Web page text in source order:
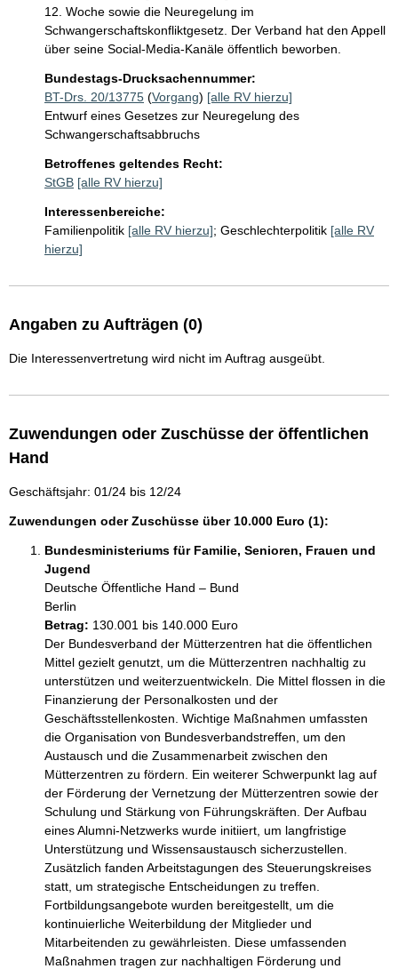
12. Woche sowie die Neuregelung im
Schwangerschaftskonfliktgesetz. Der Verband hat den Appell
über seine Social-Media-Kanäle öffentlich beworben.
Bundestags-Drucksachennummer:
BT-Drs. 20/13775 (Vorgang) [alle RV hierzu]
Entwurf eines Gesetzes zur Neuregelung des
Schwangerschaftsabbruchs
Betroffenes geltendes Recht:
StGB [alle RV hierzu]
Interessenbereiche:
Familienpolitik [alle RV hierzu]; Geschlechterpolitik [alle RV
hierzu]
Angaben zu Aufträgen (0)
Die Interessenvertretung wird nicht im Auftrag ausgeübt.
Zuwendungen oder Zuschüsse der öffentlichen
Hand
Geschäftsjahr: 01/24 bis 12/24
Zuwendungen oder Zuschüsse über 10.000 Euro (1):
Bundesministeriums für Familie, Senioren, Frauen und
Jugend
Deutsche Öffentliche Hand – Bund
Berlin
Betrag: 130.001 bis 140.000 Euro
Der Bundesverband der Mütterzentren hat die öffentlichen
Mittel gezielt genutzt, um die Mütterzentren nachhaltig zu
unterstützen und weiterzuentwickeln. Die Mittel flossen in die
Finanzierung der Personalkosten und der
Geschäftsstellenkosten. Wichtige Maßnahmen umfassten
die Organisation von Bundesverbandstreffen, um den
Austausch und die Zusammenarbeit zwischen den
Mütterzentren zu fördern. Ein weiterer Schwerpunkt lag auf
der Förderung der Vernetzung der Mütterzentren sowie der
Schulung und Stärkung von Führungskräften. Der Aufbau
eines Alumni-Netzwerks wurde initiiert, um langfristige
Unterstützung und Wissensaustausch sicherzustellen.
Zusätzlich fanden Arbeitstagungen des Steuerungskreises
statt, um strategische Entscheidungen zu treffen.
Fortbildungsangebote wurden bereitgestellt, um die
kontinuierliche Weiterbildung der Mitglieder und
Mitarbeitenden zu gewährleisten. Diese umfassenden
Maßnahmen tragen zur nachhaltigen Förderung und